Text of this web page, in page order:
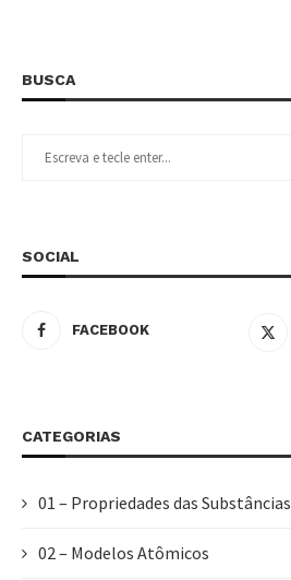
BUSCA
SOCIAL
FACEBOOK
CATEGORIAS
01 – Propriedades das Substâncias
02 – Modelos Atômicos